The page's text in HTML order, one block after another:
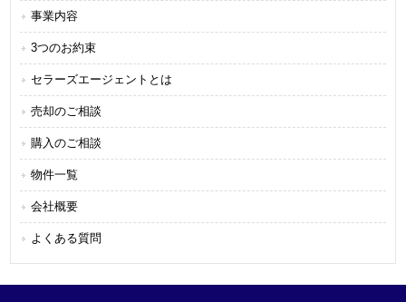
事業内容
3つのお約束
セラーズエージェントとは
売却のご相談
購入のご相談
物件一覧
会社概要
よくある質問